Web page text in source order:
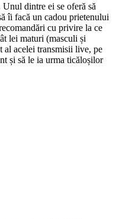
dintre ei se oferă să
îi facă un cadou prietenului
cu privire la ce
lei maturi (masculi și
al acelei transmisii live, pe
și să le ia urma ticăloșilor